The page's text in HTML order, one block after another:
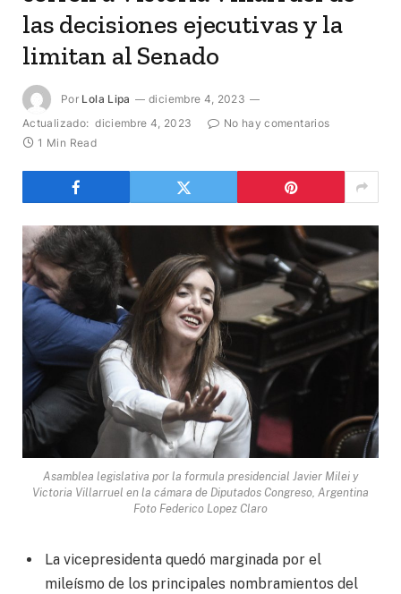
las decisiones ejecutivas y la
limitan al Senado
Por Lola Lipa
diciembre 4, 2023
Actualizado: diciembre 4, 2023
No hay comentarios
1 Min Read
Asamblea legislativa por la formula presidencial Javier Milei y
Victoria Villarruel en la cámara de Diputados Congreso, Argentina
Foto Federico Lopez Claro
La vicepresidenta quedó marginada por el
mileísmo de los principales nombramientos del